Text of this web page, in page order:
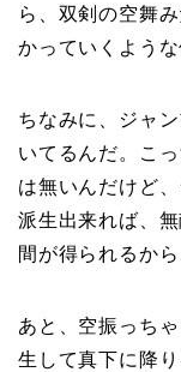
ら、双剣の空舞
かっていくよう
ちなみに、ジャ
いてるんだ。こ
は無いんだけど
派生出来れば、
間が得られるか
あと、空振っち
生して真下に降